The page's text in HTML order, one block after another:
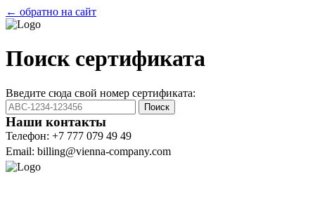
← обратно на сайт
Поиск сертификата
Введите сюда свой номер сертификата:
Поиск
Наши контакты
Телефон: +7 777 079 49 49
Email: billing@vienna-company.com